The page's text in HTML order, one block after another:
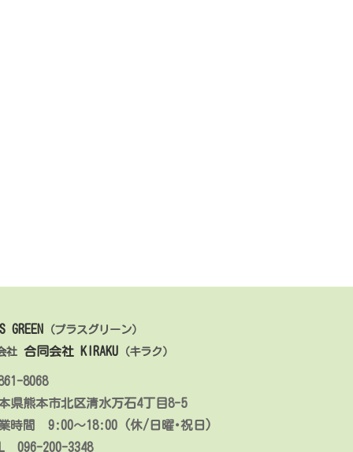
GREEN
（プラスグリーン）
社 合同会社 KIRAKU （キラク）
8068
県熊本市北区清水万石4丁目8-5
時間 9:00～18:00 (休/日曜･祝日)
096-200-3348